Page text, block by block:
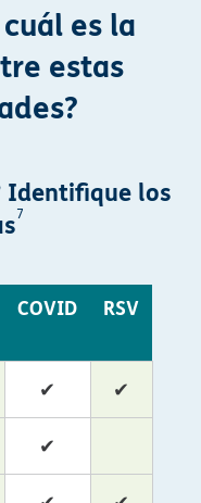
es la
estas
Identifique los
7
COVID​​ RSV​​
✔​​ ✔​​
✔​​